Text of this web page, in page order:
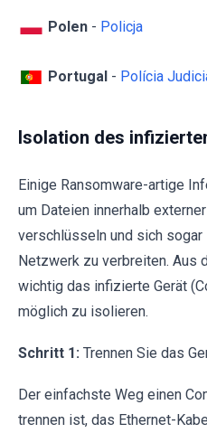
Polen - Policja
Portugal - Polícia
Isolation des
Einige Ransomware-artige
um Dateien innerhalb
verschlüsseln und sich
Netzwerk zu verbreiten. Aus
wichtig das infizierte Gerät
möglich zu isolieren.
Schritt 1: Trennen Sie das
Der einfachste Weg einen
trennen ist, das Ethernet-